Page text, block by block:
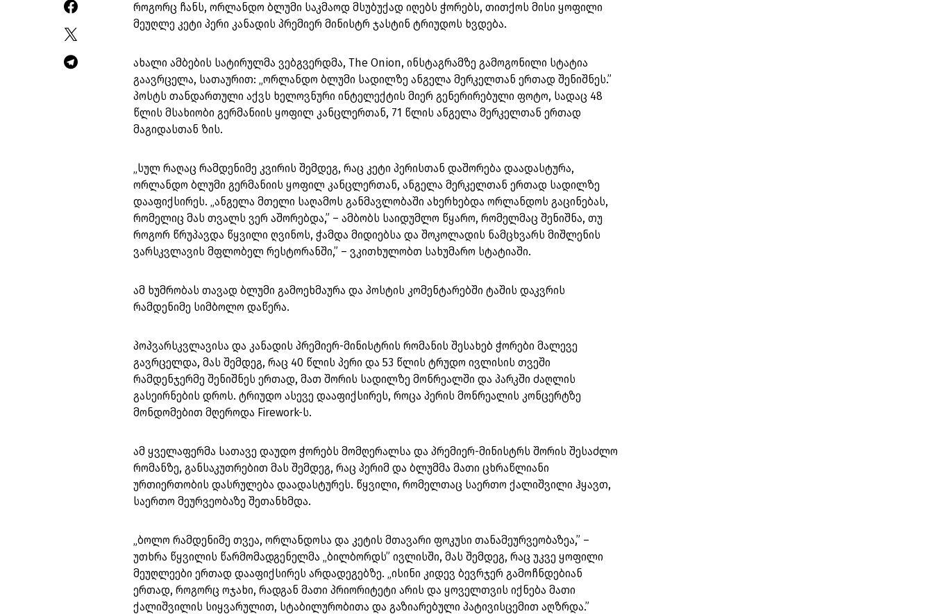
როგორც ჩანს, ორლანდო ბლუმი საკმაოდ მსუბუქად იღებს ჭორებს, თითქოს მისი ყოფილი
მეუღლე კეტი პერი კანადის პრემიერ მინისტრ ჯასტინ ტრიუდოს ხვდება.
ახალი ამბების სატირულმა ვებგვერდმა, The Onion, ინსტაგრამზე გამოგონილი სტატია
გაავრცელა, სათაურით: „ორლანდო ბლუმი სადილზე ანგელა მერკელთან ერთად შენიშნეს.”
პოსტს თანდართული აქვს ხელოვნური ინტელექტის მიერ გენერირებული ფოტო, სადაც 48
წლის მსახიობი გერმანიის ყოფილ კანცლერთან, 71 წლის ანგელა მერკელთან ერთად
მაგიდასთან ზის.
„სულ რაღაც რამდენიმე კვირის შემდეგ, რაც კეტი პერისთან დაშორება დაადასტურა,
ორლანდო ბლუმი გერმანიის ყოფილ კანცლერთან, ანგელა მერკელთან ერთად სადილზე
დააფიქსირეს. „ანგელა მთელი საღამოს განმავლობაში ახერხებდა ორლანდოს გაცინებას,
რომელიც მას თვალს ვერ აშორებდა,” – ამბობს საიდუმლო წყარო, რომელმაც შენიშნა, თუ
როგორ წრუპავდა წყვილი ღვინოს, ჭამდა მიდიებსა და შოკოლადის ნამცხვარს მიშლენის
ვარსკვლავის მფლობელ რესტორანში,” – ვკითხულობთ სახუმარო სტატიაში.
ამ ხუმრობას თავად ბლუმი გამოეხმაურა და პოსტის კომენტარებში ტაშის დაკვრის
რამდენიმე სიმბოლო დაწერა.
პოპვარსკვლავისა და კანადის პრემიერ-მინისტრის რომანის შესახებ ჭორები მალევე
გავრცელდა, მას შემდეგ, რაც 40 წლის პერი და 53 წლის ტრუდო ივლისის თვეში
რამდენჯერმე შენიშნეს ერთად, მათ შორის სადილზე მონრეალში და პარკში ძაღლის
გასეირნების დროს. ტრიუდო ასევე დააფიქსირეს, როცა პერის მონრეალის კონცერტზე
მონდომებით მღეროდა Firework-ს.
ამ ყველაფერმა სათავე დაუდო ჭორებს მომღერალსა და პრემიერ-მინისტრს შორის შესაძლო
რომანზე, განსაკუთრებით მას შემდეგ, რაც პერიმ და ბლუმმა მათი ცხრაწლიანი
ურთიერთობის დასრულება დაადასტურეს. წყვილი, რომელთაც საერთო ქალიშვილი ჰყავთ,
საერთო მეურვეობაზე შეთანხმდა.
„ბოლო რამდენიმე თვეა, ორლანდოსა და კეტის მთავარი ფოკუსი თანამეურვეობაზეა,” –
უთხრა წყვილის წარმომადგენელმა „ბილბორდს” ივლისში, მას შემდეგ, რაც უკვე ყოფილი
მეუღლეები ერთად დააფიქსირეს არდადეგებზე. „ისინი კიდევ ბევრჯერ გამოჩნდებიან
ერთად, როგორც ოჯახი, რადგან მათი პრიორიტეტი არის და ყოველთვის იქნება მათი
ქალიშვილის სიყვარულით, სტაბილურობითა და გაზიარებული პატივისცემით აღზრდა.”